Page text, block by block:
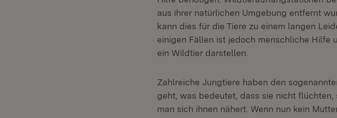
aus ihrer natürlichen Umgebung entfernt
kann dies für die Tiere zu einem langen
einigen Fällen ist jedoch menschliche Hilfe
ein Wildtier darstellen.
Zahlreiche Jungtiere haben den
geht, was bedeutet, dass sie nicht
man sich ihnen nähert. Wenn nun kein